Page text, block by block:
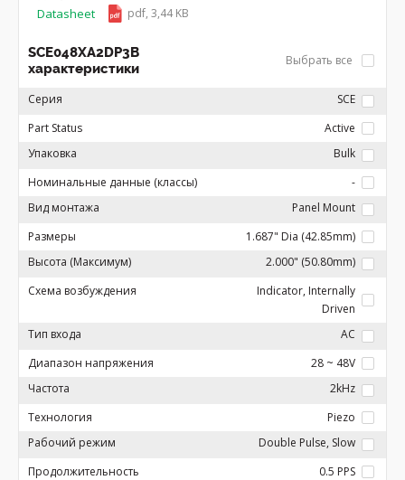
Datasheet pdf, 3,44 KB
SCE048XA2DP3B
характеристики
Выбрать все
Серия
SCE
Part Status
Active
Упаковка
Bulk
Номинальные данные (классы)
-
Вид монтажа
Panel Mount
Размеры
1.687" Dia (42.85mm)
Высота (Максимум)
2.000" (50.80mm)
Схема возбуждения
Indicator, Internally
Driven
Тип входа
AC
Диапазон напряжения
28 ~ 48V
Частота
2kHz
Технология
Piezo
Рабочий режим
Double Pulse, Slow
Продолжительность
0.5 PPS